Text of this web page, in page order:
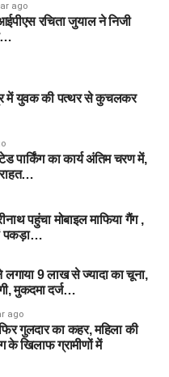
ago
रचिता जुयाल ने निजी
में युवक की पत्थर से कुचलकर
पार्किंग का कार्य अंतिम चरण में,
पहुंचा मोबाइल माफिया गैंग ,
पकड़ा…
लगाया 9 लाख से ज्यादा का चूना,
मुकदमा दर्ज…
ago
गुलदार का कहर, महिला की
के खिलाफ ग्रामीणों में